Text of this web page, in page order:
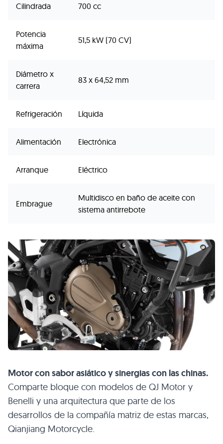
Cilindrada 700 cc
Potencia
máxima
51,5 kW (70 CV)
Diámetro x
carrera
83 x 64,52 mm
Refrigeración Líquida
Alimentación Electrónica
Arranque Eléctrico
Embrague
Multidisco en baño de aceite con
sistema antirrebote
Motor con sabor asiático y sinergias con las chinas.
Comparte bloque con modelos de QJ Motor y
Benelli y una arquitectura que parte de los
desarrollos de la compañía matriz de estas marcas,
Qianjiang Motorcycle.